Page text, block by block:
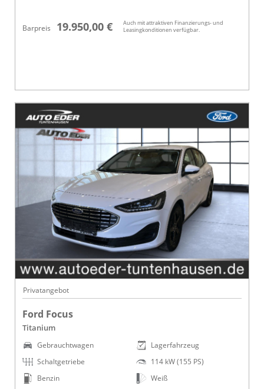
Barpreis 19.950,00 €
Auch mit attraktiven Finanzierungs- und
Leasingkonditionen verfügbar.
Privatangebot
Ford Focus
Titanium
Gebrauchtwagen
Schaltgetriebe
Benzin
Lagerfahrzeug
114 kW (155 PS)
Weiß